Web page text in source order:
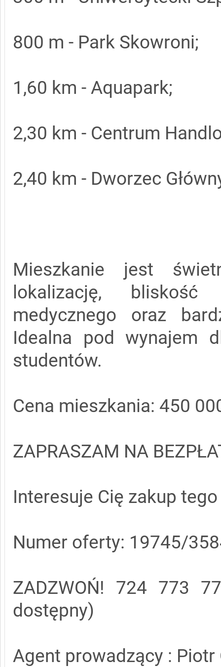
800 m - Park Skowroni;
1,60 km - Aquapark;
2,30 km - Centrum
2,40 km - Dworzec
Mieszkanie jest
lokalizację,
medycznego oraz
Idealna pod wynajem
studentów.
Cena mieszkania: 450
ZAPRASZAM NA
Interesuje Cię zakup
Numer oferty: 19745/
ZADZWOŃ! 724 773
dostępny)
Agent prowadzący : Piotr